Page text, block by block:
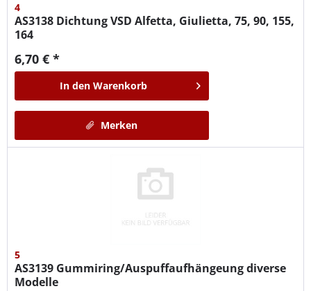
4
AS3138 Dichtung VSD Alfetta, Giulietta, 75, 90, 155,
164
6,70 € *
In den Warenkorb
Merken
5
AS3139 Gummiring/Auspuffaufhängeung diverse
Modelle